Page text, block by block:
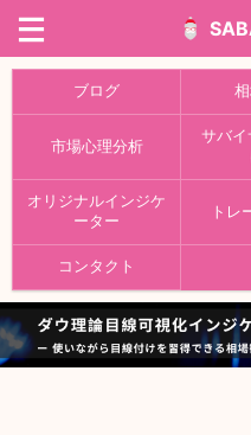
ブログ
市場心理分析
サバイ
オリジナルインジケ
ーター
トレ
コンタクト